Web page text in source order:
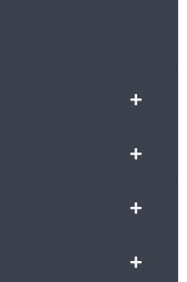
+
+
+
+